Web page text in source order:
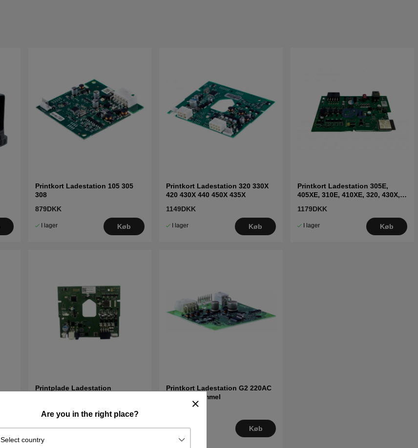
Are you in the right place?
Select country
Printkort Ladestation 105 305
308
879DKK
I lager Køb
Printkort Ladestation 320 330X
420 430X 440 450X 435X
1149DKK
I lager Køb
Printkort Ladestation 305E,
405XE, 310E, 410XE, 320, 430X,
1179DKK
I lager Køb
Printplade Ladestation
I lager
Printkort Ladestation G2 220AC
230ACX Gammel
Best.vare.
Sendes om
Køb